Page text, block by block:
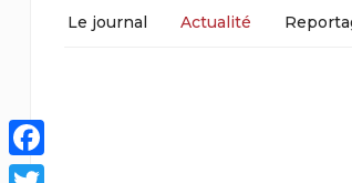
Le journal Actualité
Facebook